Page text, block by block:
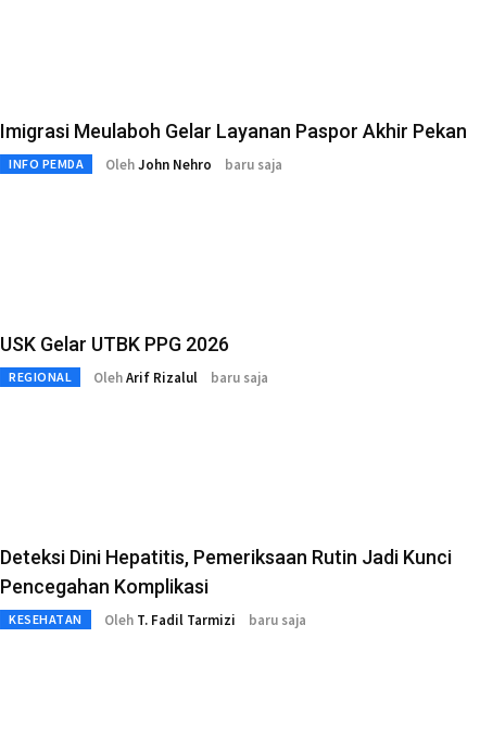
Imigrasi Meulaboh Gelar Layanan Paspor Akhir Pekan
INFO PEMDA OlehJohn Nehro baru saja
USK Gelar UTBK PPG 2026
REGIONAL OlehArif Rizalul baru saja
Deteksi Dini Hepatitis, Pemeriksaan Rutin Jadi Kunci
Pencegahan Komplikasi
KESEHATAN Oleh T. Fadil Tarmizi baru saja